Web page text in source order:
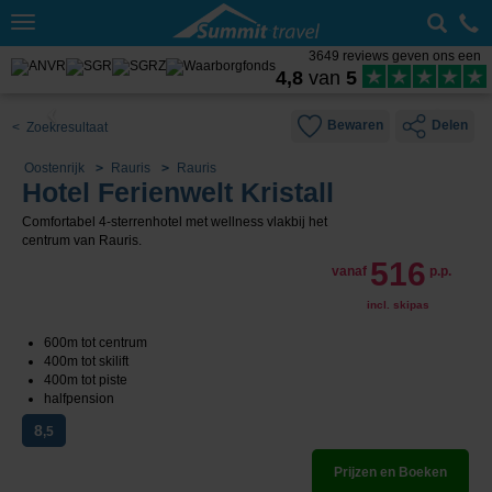
Toggle
3649 reviews geven ons een
4,8 van 5
< Zoekresultaat Bewaren Delen
Oostenrijk Rauris Rauris
Hotel Ferienwelt Kristall
Comfortabel 4-sterrenhotel met wellness vlakbij het
centrum van Rauris.
vanaf 516 p.p.
incl. skipas
600m tot centrum
400m tot skilift
400m tot piste
halfpension
8,5
Prijzen en Boeken